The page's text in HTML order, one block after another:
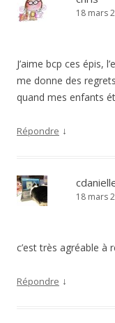
18 mars
J’aime bcp ces épis,
me donne des
quand mes enfants
Répondre ↓
18 mars
c’est très agréable à
Répondre ↓